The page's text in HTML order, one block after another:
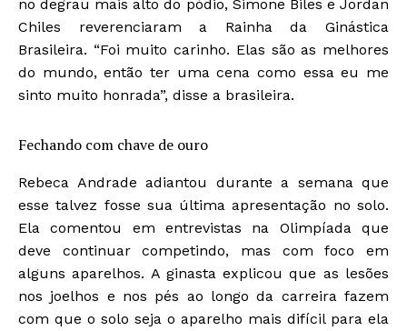
no degrau mais alto do pódio, Simone Biles e Jordan
Chiles reverenciaram a Rainha da Ginástica
Brasileira. “Foi muito carinho. Elas são as melhores
do mundo, então ter uma cena como essa eu me
sinto muito honrada”, disse a brasileira.
Fechando com chave de ouro
Rebeca Andrade adiantou durante a semana que
esse talvez fosse sua última apresentação no solo.
Ela comentou em entrevistas na Olimpíada que
deve continuar competindo, mas com foco em
alguns aparelhos. A ginasta explicou que as lesões
nos joelhos e nos pés ao longo da carreira fazem
com que o solo seja o aparelho mais difícil para ela